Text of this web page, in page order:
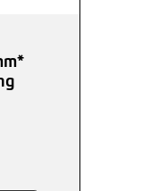
von 4.67 von 5